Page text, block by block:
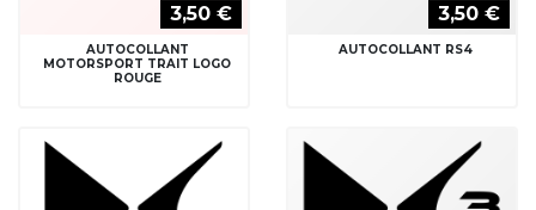
3,50 €
AUTOCOLLANT
MOTORSPORT TRAIT LOGO
ROUGE
3,50 €
AUTOCOLLANT RS4